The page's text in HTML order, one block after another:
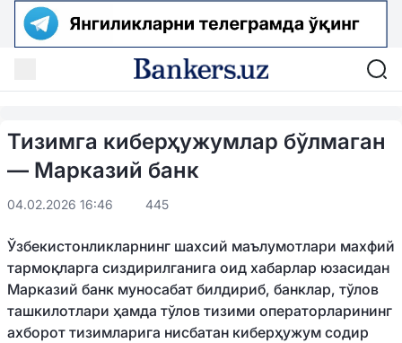
Тизимга киберҳужумлар бўлмаган
— Марказий банк
04.02.2026 16:46 445
Ўзбекистонликларнинг шахсий маълумотлари махфий
тармоқларга сиздирилганига оид хабарлар юзасидан
Марказий банк муносабат билдириб, банклар, тўлов
ташкилотлари ҳамда тўлов тизими операторларининг
ахборот тизимларига нисбатан киберҳужум содир